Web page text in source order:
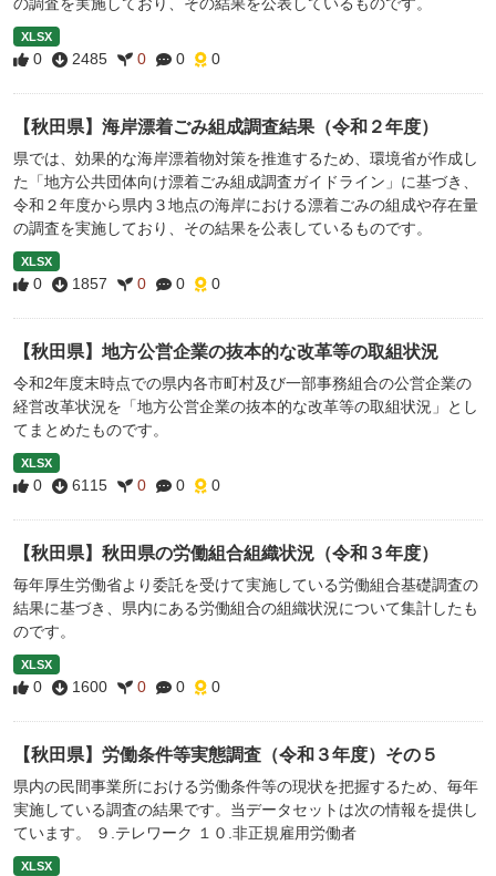
XLSX
0 2485 0 0 0
【秋田県】海岸漂着ごみ組成調査結果（令和２年度）
県では、効果的な海岸漂着物対策を推進するため、環境省が作成し
た「地方公共団体向け漂着ごみ組成調査ガイドライン」に基づき、
令和２年度から県内３地点の海岸における漂着ごみの組成や存在量
の調査を実施しており、その結果を公表しているものです。
XLSX
0 1857 0 0 0
【秋田県】地方公営企業の抜本的な改革等の取組状況
令和2年度末時点での県内各市町村及び一部事務組合の公営企業の
経営改革状況を「地方公営企業の抜本的な改革等の取組状況」とし
てまとめたものです。
XLSX
0 6115 0 0 0
【秋田県】秋田県の労働組合組織状況（令和３年度）
毎年厚生労働省より委託を受けて実施している労働組合基礎調査の
結果に基づき、県内にある労働組合の組織状況について集計したも
のです。
XLSX
0 1600 0 0 0
【秋田県】労働条件等実態調査（令和３年度）その５
県内の民間事業所における労働条件等の現状を把握するため、毎年
実施している調査の結果です。当データセットは次の情報を提供し
ています。 ９.テレワーク １０.非正規雇用労働者
XLSX